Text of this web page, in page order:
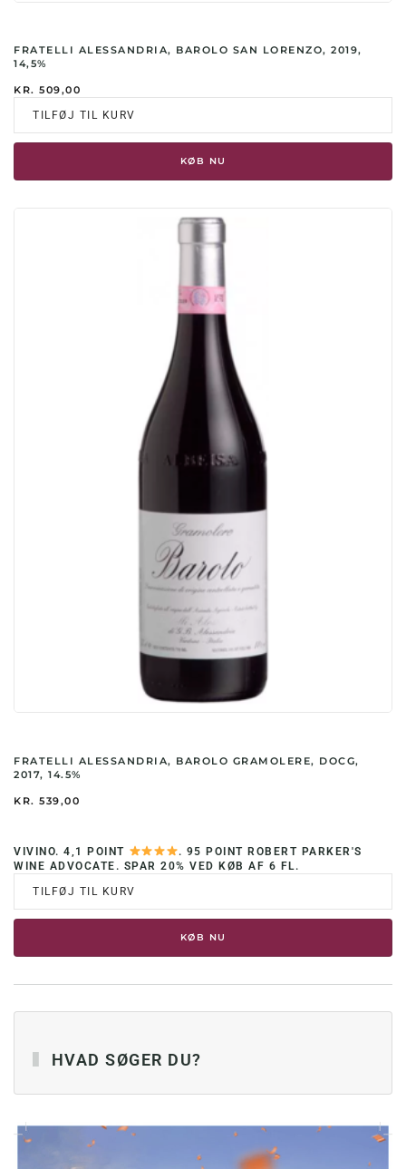
FRATELLI ALESSANDRIA, BAROLO SAN LORENZO, 2019,
14,5%
KR. 509,00
TILFØJ TIL KURV
KØB NU
FRATELLI ALESSANDRIA, BAROLO GRAMOLERE, DOCG,
2017, 14.5%
KR. 539,00
VIVINO. 4,1 POINT
. 95 POINT ROBERT PARKER'S
WINE ADVOCATE. SPAR 20% VED KØB AF 6 FL.
TILFØJ TIL KURV
KØB NU
HVAD SØGER DU?